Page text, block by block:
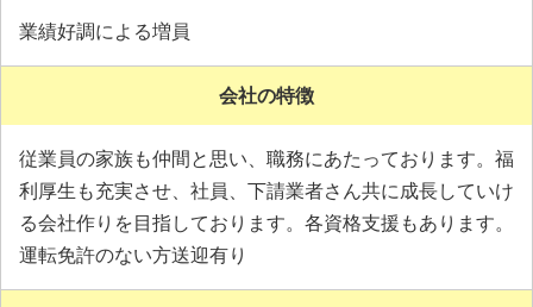
業績好調による増員
会社の特徴
従業員の家族も仲間と思い、職務にあたっております。福
利厚生も充実させ、社員、下請業者さん共に成長していけ
る会社作りを目指しております。各資格支援もあります。
運転免許のない方送迎有り